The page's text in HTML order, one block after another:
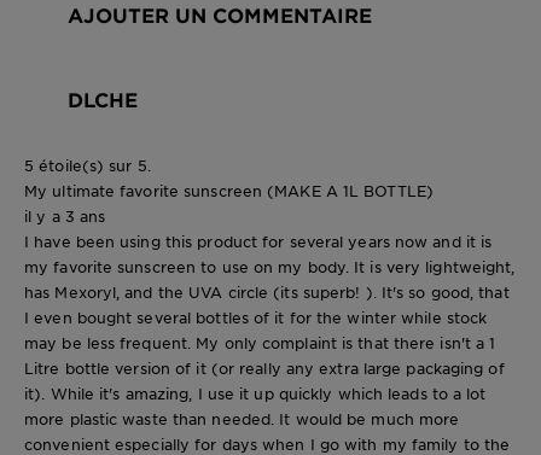
AJOUTER UN COMMENTAIRE
DLCHE
5 étoile(s) sur 5.
My ultimate favorite sunscreen (MAKE A 1L BOTTLE)
il y a 3 ans
I have been using this product for several years now and it is
my favorite sunscreen to use on my body. It is very lightweight,
has Mexoryl, and the UVA circle (its superb! ). It's so good, that
I even bought several bottles of it for the winter while stock
may be less frequent. My only complaint is that there isn't a 1
Litre bottle version of it (or really any extra large packaging of
it). While it's amazing, I use it up quickly which leads to a lot
more plastic waste than needed. It would be much more
convenient especially for days when I go with my family to the